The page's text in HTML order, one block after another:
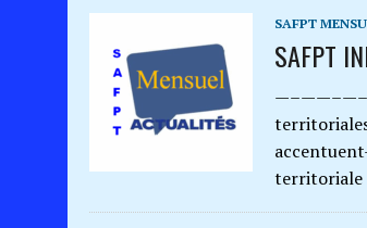
SAFPT
SAFPT
territoriale